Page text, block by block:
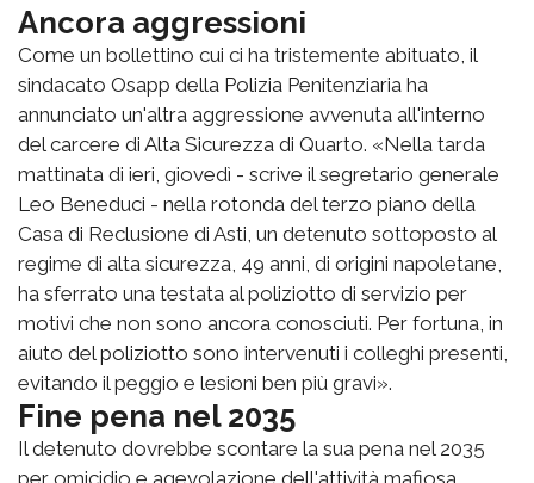
Ancora aggressioni
Come un bollettino cui ci ha tristemente abituato, il
sindacato Osapp della Polizia Penitenziaria ha
annunciato un'altra aggressione avvenuta all'interno
del carcere di Alta Sicurezza di Quarto. «Nella tarda
mattinata di ieri, giovedì - scrive il segretario generale
Leo Beneduci - nella rotonda del terzo piano della
Casa di Reclusione di Asti, un detenuto sottoposto al
regime di alta sicurezza, 49 anni, di origini napoletane,
ha sferrato una testata al poliziotto di servizio per
motivi che non sono ancora conosciuti. Per fortuna, in
aiuto del poliziotto sono intervenuti i colleghi presenti,
evitando il peggio e lesioni ben più gravi».
Fine pena nel 2035
Il detenuto dovrebbe scontare la sua pena nel 2035
per omicidio e agevolazione dell'attività mafiosa